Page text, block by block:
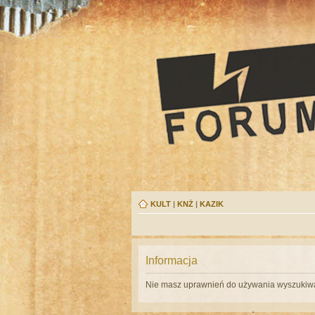
KULT | KNŻ | KAZIK
Informacja
Nie masz uprawnień do używania